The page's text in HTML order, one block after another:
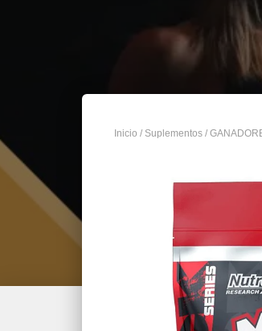
Inicio / Suplementos /